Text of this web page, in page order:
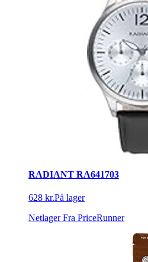
RADIANT RA641703
628 kr.På lager
Netlager Fra PriceRunner